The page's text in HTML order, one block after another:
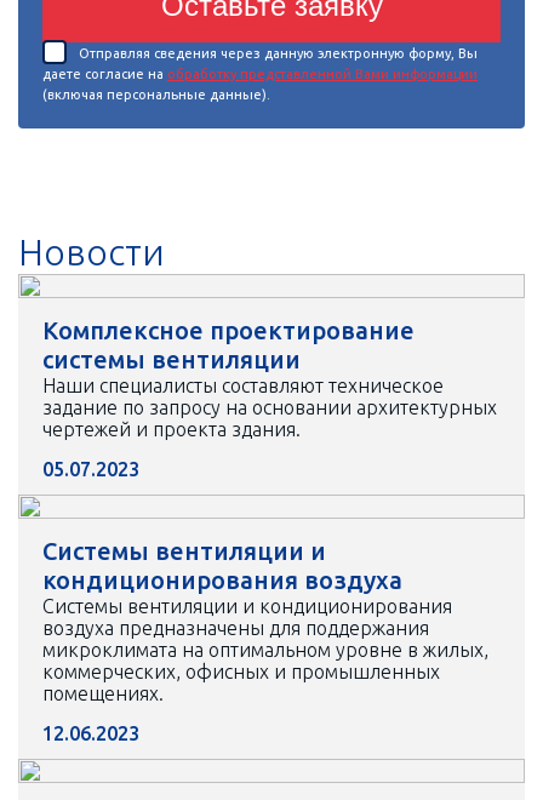
Отправляя сведения через данную электронную форму, Вы
даете согласие на обработку представленной Вами информации
(включая персональные данные).
Новости
Комплексное проектирование
системы вентиляции
Наши специалисты составляют техническое
задание по запросу на основании архитектурных
чертежей и проекта здания.
05.07.2023
Системы вентиляции и
кондиционирования воздуха
Системы вентиляции и кондиционирования
воздуха предназначены для поддержания
микроклимата на оптимальном уровне в жилых,
коммерческих, офисных и промышленных
помещениях.
12.06.2023